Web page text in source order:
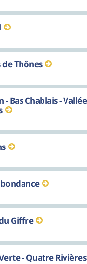
de Thônes
- Bas Chablais - Vallée
Giffre
- Quatre Rivières